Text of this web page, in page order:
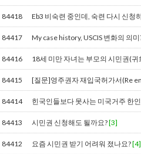
84418 Eb3 비숙련 중인데, 숙련 다시 신청
84417 My case history, USCIS 변화의 의
84416 18세 미만 자녀는 부모의 시민권(
84415 [질문]영주권자 재입국허가서(Re
84414 힌국인들보다 못사는 미국거주 한
84413 시민권 신청해도 될까요?[3]
84412 요즘 시민권 받기 어려워 졌나요?[4]